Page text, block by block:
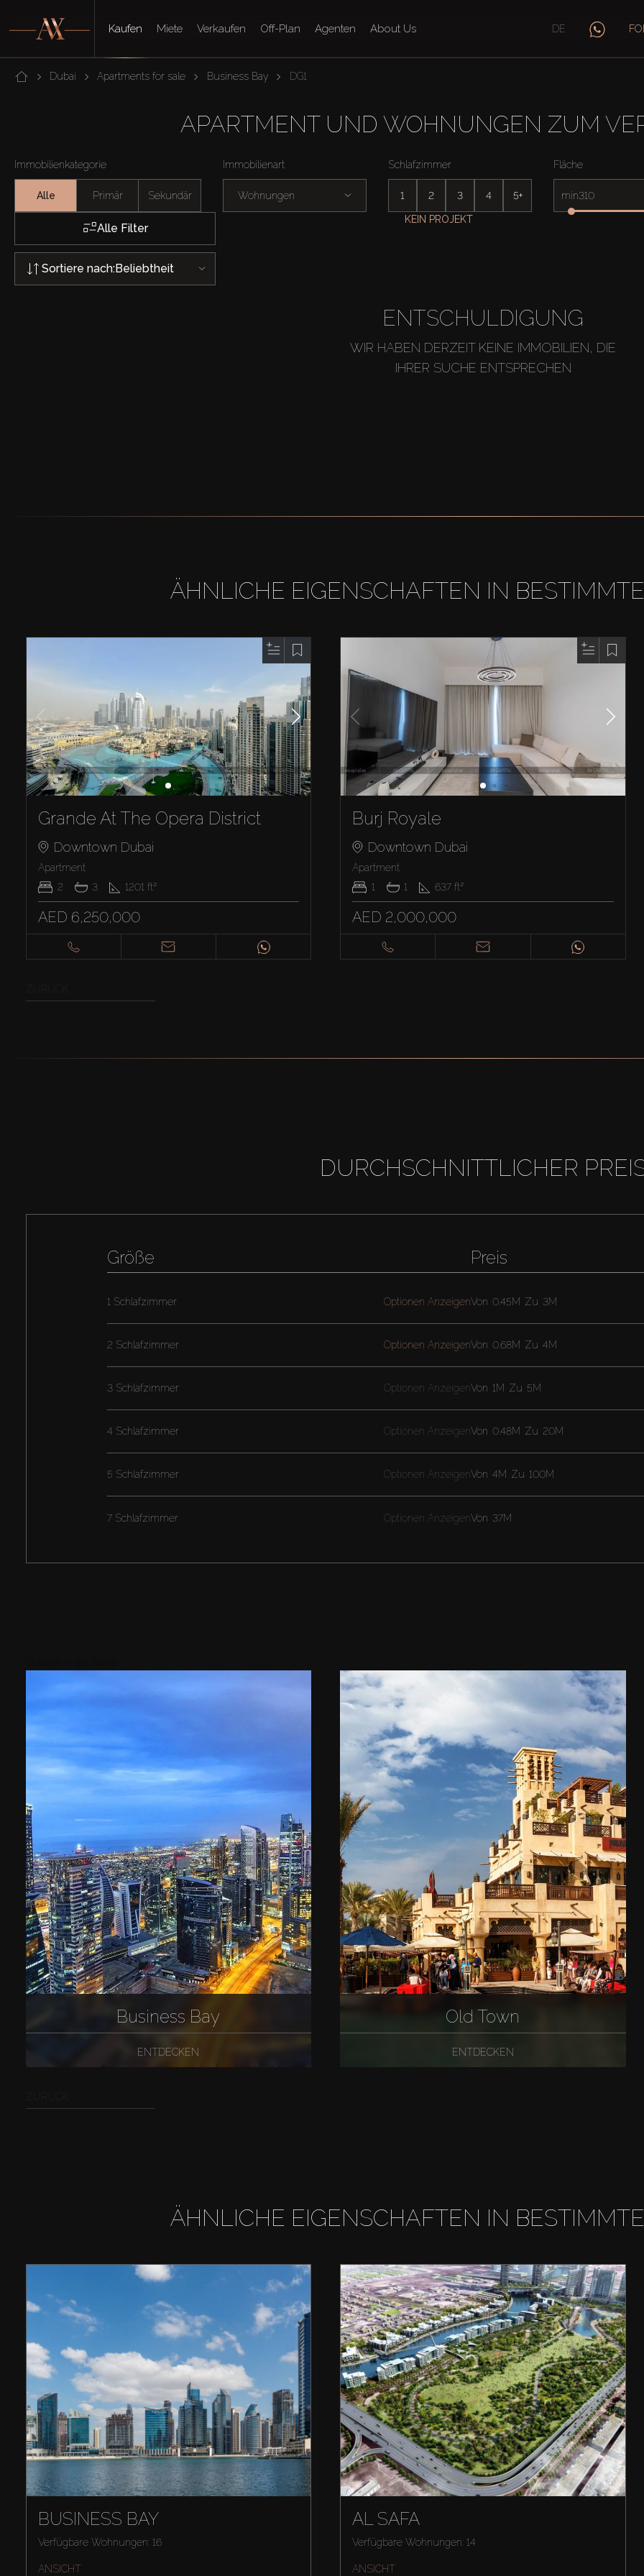
Kaufen Miete Verkaufen Off-Plan Agenten About Us DE
Dubai Apartments for sale Business Bay DG1
APARTMENT UND WOHNUNGEN ZUM
Immobilienkategorie
Alle Primär Sekundär
Immobilienart
Wohnungen
Schlafzimmer
1 2 3 4 5+
Fläche
min
Alle Filter
KEIN PROJEKT
Sortiere nach:Beliebtheit
ENTSCHULDIGUNG
WIR HABEN DERZEIT KEINE IMMOBILIEN, DIE
IHRER SUCHE ENTSPRECHEN
ÄHNLICHE EIGENSCHAFTEN IN
Grande At The Opera District
Downtown Dubai
Apartment
2
3 1201 ft²
AED 6,250,000
Burj Royale
Downtown Dubai
Apartment
1
1 637ft²
AED 2,000,000
DURCHSCHNITTLICHER
Größe
1 Schlafzimmer Optionen Anzeigen
2 Schlafzimmer Optionen Anzeigen
3 Schlafzimmer Optionen Anzeigen
4 Schlafzimmer Optionen Anzeigen
5 Schlafzimmer Optionen Anzeigen
7 Schlafzimmer Optionen Anzeigen
Preis
Von 0.45M Zu 3M
Von 0.68M Zu 4M
Von 1M Zu 5M
Von 0.48M Zu 20M
Von 4M Zu 100M
Von 37M
Business Bay
ENTDECKEN
Old Town
ENTDECKEN
ÄHNLICHE EIGENSCHAFTEN IN
BUSINESS BAY
Verfügbare Wohnungen: 16
ANSICHT
AL SAFA
Verfügbare Wohnungen: 14
ANSICHT